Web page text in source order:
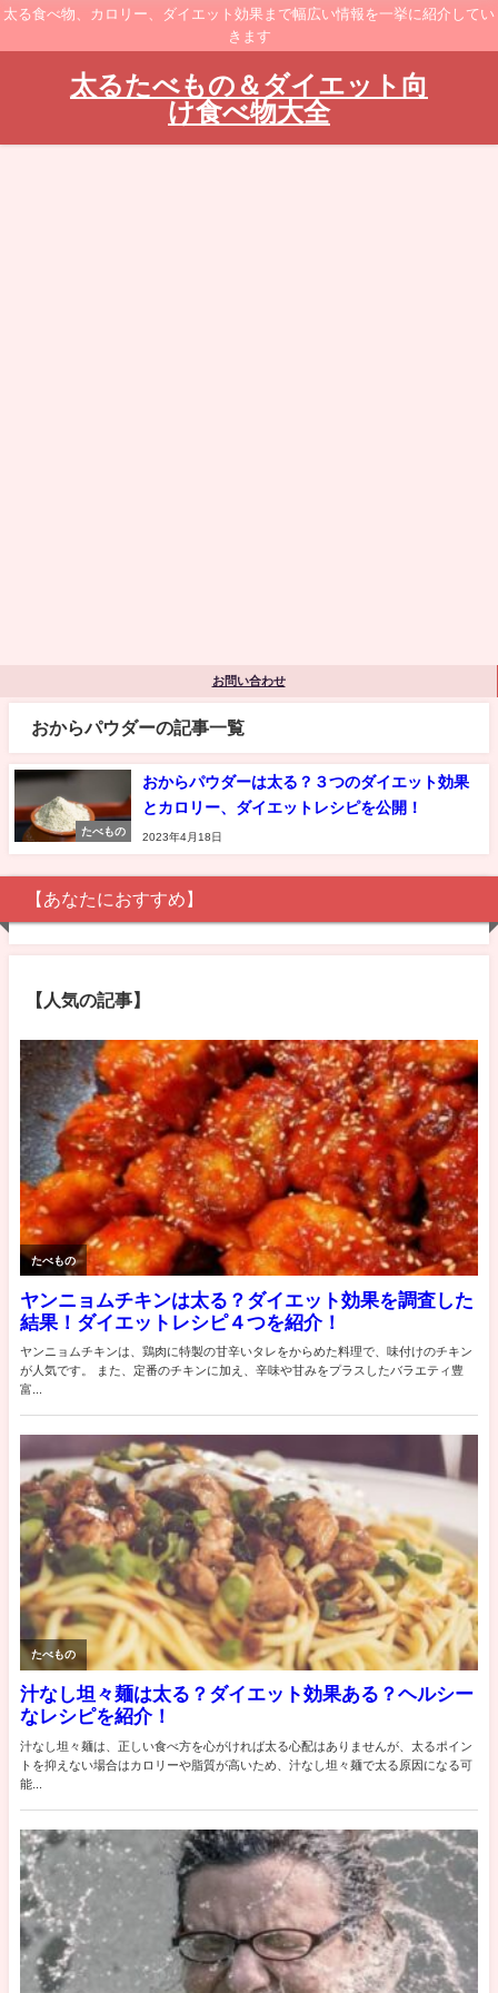
太る食べ物、カロリー、ダイエット効果まで幅広い情報を一挙に紹介してい
きます
太るたべもの＆ダイエット向
け食べ物大全
お問い合わせ
おからパウダーの記事一覧
たべもの
おからパウダーは太る？３つのダイエット効果
とカロリー、ダイエットレシピを公開！
2023年4月18日
【あなたにおすすめ】
【人気の記事】